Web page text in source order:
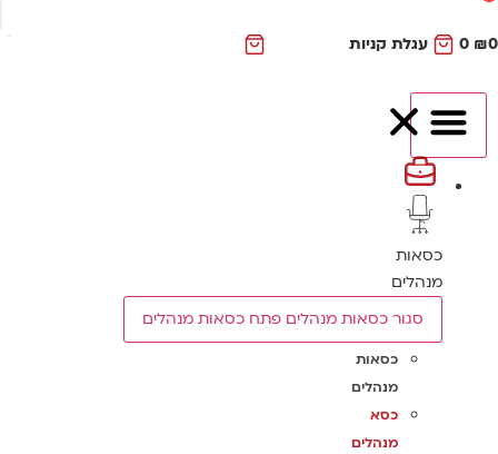
₪
0 עגלת קניות
כסאות
מנהלים
סגור כסאות מנהלים פתח כסאות מנהלים
כסאות
מנהלים
כסא
מנהלים